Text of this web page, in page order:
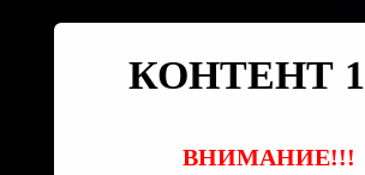
КОНТЕНТ
ВНИМАНИЕ!!!